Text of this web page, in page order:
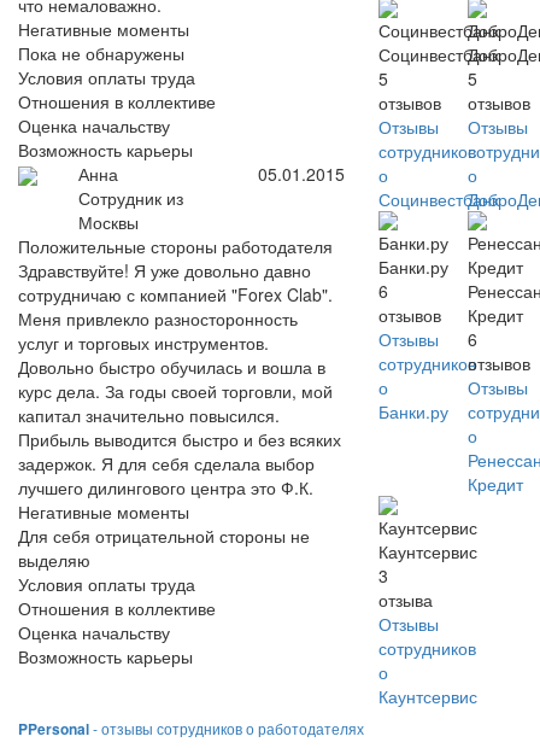
что немаловажно.
Негативные моменты
Пока не обнаружены
Условия оплаты труда
Отношения в коллективе
Оценка начальству
Возможность карьеры
Анна
Сотрудник из
Москвы
05.01.2015
Положительные стороны работодателя
Здравствуйте! Я уже довольно давно
сотрудничаю с компанией "Forex Clab".
Меня привлекло разносторонность
услуг и торговых инструментов.
Довольно быстро обучилась и вошла в
курс дела. За годы своей торговли, мой
капитал значительно повысился.
Прибыль выводится быстро и без всяких
задержок. Я для себя сделала выбор
лучшего дилингового центра это Ф.К.
Негативные моменты
Для себя отрицательной стороны не
выделяю
Условия оплаты труда
Отношения в коллективе
Оценка начальству
Возможность карьеры
Социнвестбанк
5
отзывов
Отзывы
сотрудников
о
Социнвестбанк
5
отзывов
Отзывы
о
Банки.ру
6
отзывов
Отзывы
сотрудников
о
Банки.ру
Кредит
6
отзывов
Отзывы
о
Кредит
Каунтсервис
3
отзыва
Отзывы
сотрудников
о
Каунтсервис
PPersonal- отзывы сотрудников о работодателях